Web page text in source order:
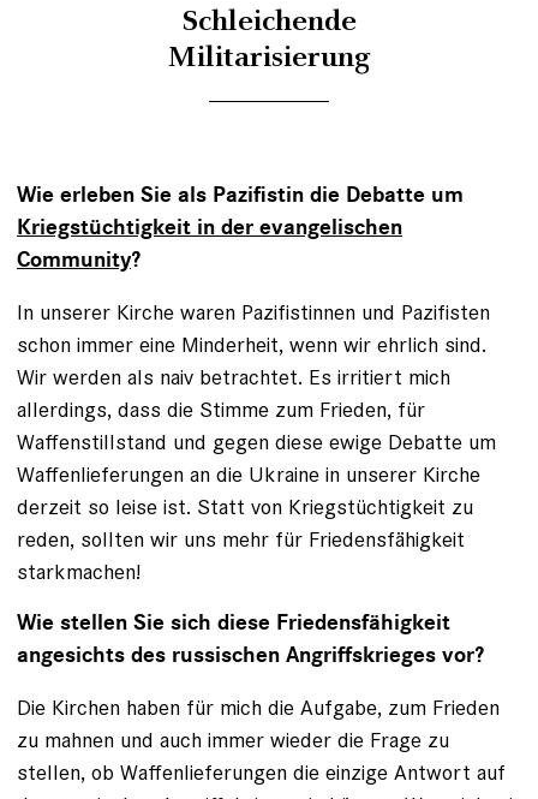
Schleichende
Militarisierung
Wie erleben Sie als Pazifistin die Debatte um
Kriegstüchtigkeit in der evangelischen
Community?
In unserer Kirche waren Pazifistinnen und Pazifisten
schon immer eine Minderheit, wenn wir ehrlich sind.
Wir werden als naiv betrachtet. Es irritiert mich
allerdings, dass die Stimme zum Frieden, für
Waffenstillstand und gegen diese ewige Debatte um
Waffenlieferungen an die Ukraine in unserer Kirche
derzeit so leise ist. Statt von Kriegstüchtigkeit zu
reden, sollten wir uns mehr für Friedensfähigkeit
starkmachen!
Wie stellen Sie sich diese Friedensfähigkeit
angesichts des russischen Angriffskrieges vor?
Die Kirchen haben für mich die Aufgabe, zum Frieden
zu mahnen und auch immer wieder die Frage zu
stellen, ob Waffenlieferungen die einzige Antwort auf